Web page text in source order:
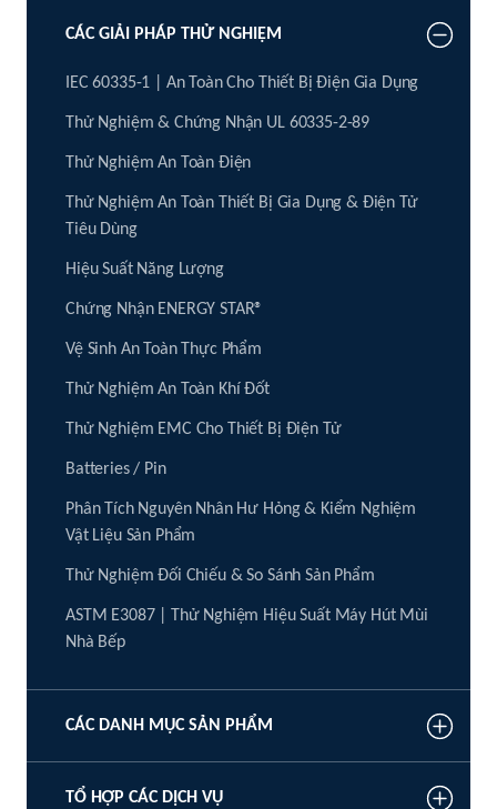
CÁC GIẢI PHÁP THỬ NGHIỆM
IEC 60335-1 | An Toàn Cho Thiết Bị Điện Gia Dụng
Thử Nghiệm & Chứng Nhận UL 60335-2-89
Thử Nghiệm An Toàn Điện
Thử Nghiệm An Toàn Thiết Bị Gia Dụng & Điện Tử
Tiêu Dùng
Hiệu Suất Năng Lượng
Chứng Nhận ENERGY STAR®
Vệ Sinh An Toàn Thực Phẩm
Thử Nghiệm An Toàn Khí Đốt
Thử Nghiệm EMC Cho Thiết Bị Điện Tử
Batteries / Pin
Phân Tích Nguyên Nhân Hư Hỏng & Kiểm Nghiệm
Vật Liệu Sản Phẩm
Thử Nghiệm Đối Chiếu & So Sánh Sản Phẩm
ASTM E3087 | Thử Nghiệm Hiệu Suất Máy Hút Mùi
Nhà Bếp
CÁC DANH MỤC SẢN PHẨM
TỔ HỢP CÁC DỊCH VỤ